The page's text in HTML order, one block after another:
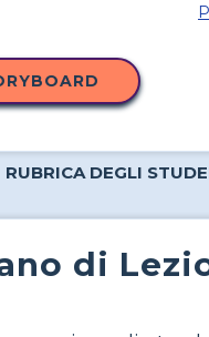
RUBRICA DEGLI
di